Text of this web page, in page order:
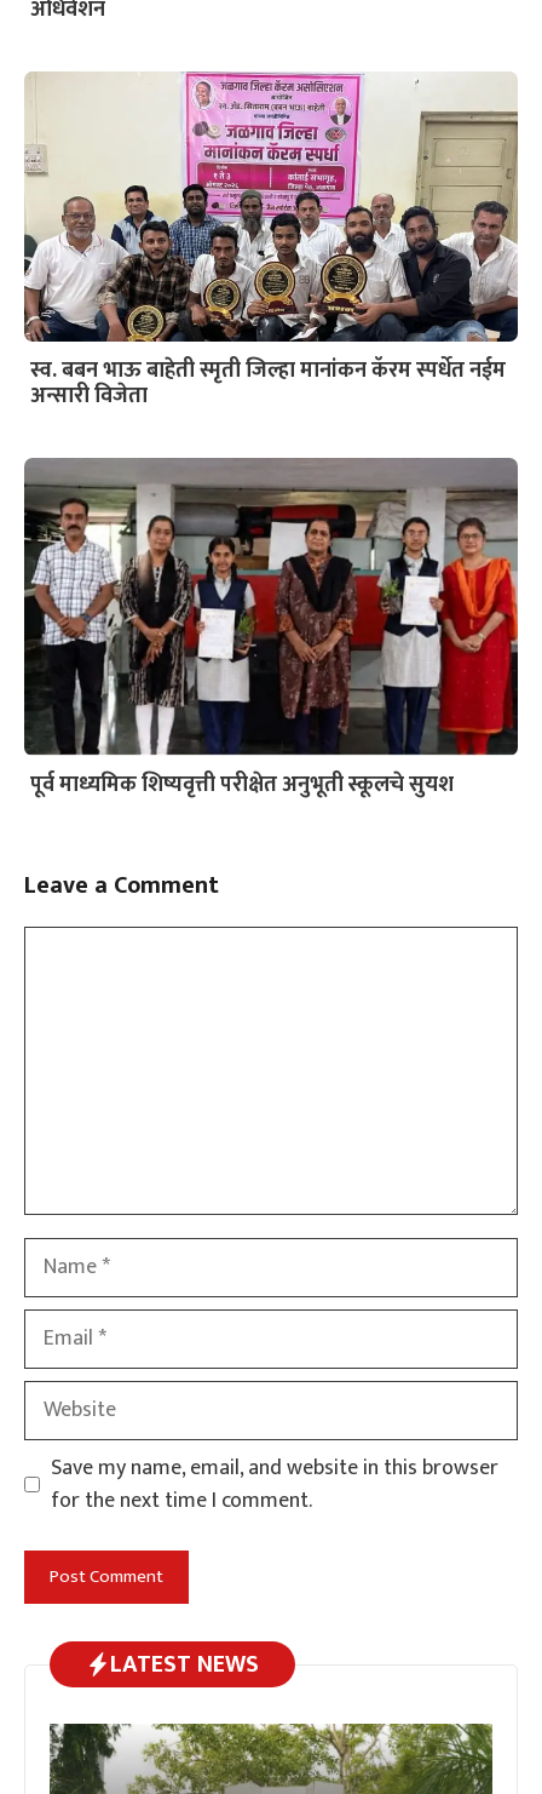
अधिवेशन
स्व. बबन भाऊ बाहेती स्मृती जिल्हा मानांकन कॅरम स्पर्धेत नईम
अन्सारी विजेता
पूर्व माध्यमिक शिष्यवृत्ती परीक्षेत अनुभूती स्कूलचे सुयश
Leave a Comment
Name
Email
Website
Save my name, email, and website in this browser
for the next time I comment.
LATEST NEWS